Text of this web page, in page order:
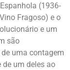
(1936-
Fragoso) e o
e um
são
uma contagem
de um deles ao